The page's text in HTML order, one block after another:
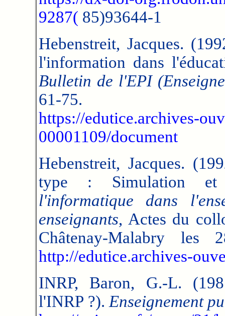
9287( 85)93644-1
Hebenstreit, Jacques.
l'information dans
Bulletin de l'EPI
61-75.
https://edutice.archives-
00001109/document
Hebenstreit, Jacques.
type : Simulation
l'informatique dans
enseignants, Actes du
Châtenay-Malabry les
http://edutice.archives-
INRP, Baron, G.-L.
l'INRP ?). Enseignement